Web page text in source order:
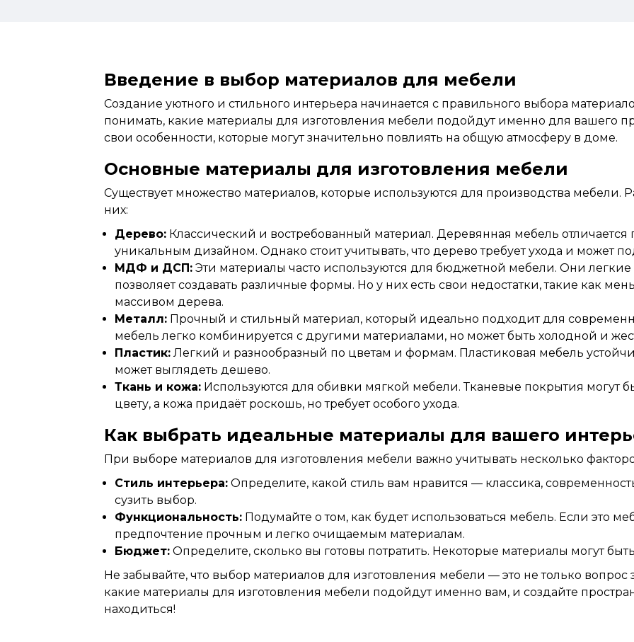
Введение в выбор материалов для мебели
Создание уютного и стильного интерьера начинается с правильного выбора
понимать, какие материалы для изготовления мебели подойдутименно для вашего
свои особенности, которые могут значительно повлиять на общую атмосферу в доме.
Основные материалы для изготовления мебели
Существуетмножество материалов, которые используются для производства мебели.
них:
Дерево: Классический и востребованный материал. Деревянная мебель отличается
уникальным дизайном. Однако стоит учитывать, что дерево требует ухода и может
МДФ и ДСП: Эти материалы часто используются для бюджетной мебели. Они легкие
позволяет создавать различные формы. Но у них есть свои недостатки, такие как
массивом дерева.
Металл: Прочный и стильный материал, который идеально подходит для
мебель легко комбинируется с другими материалами, но может быть холодной и
Пластик: Легкий и разнообразный по цветам и формам. Пластиковая мебель
может выглядеть дешево.
Ткань и кожа: Используются для обивки мягкой мебели. Тканевые покрытия могут
цвету, а кожа придаёт роскошь, но требует особого ухода.
Как выбрать идеальные материалы для вашего
При выборе материалов для изготовления мебели важно учитывать несколько
Стиль интерьера: Определите, какой стиль вам нравится — классика,
сузить выбор.
Функциональность: Подумайте о том, как будет использоваться мебель. Если это
предпочтение прочным и легко очищаемым материалам.
Бюджет: Определите, сколько вы готовы потратить. Некоторые материалы могут
Не забывайте, что выбор материалов для изготовления мебели — это нетолько вопрос
какие материалы для изготовления мебели подойдут именно вам, и создайте
находиться!